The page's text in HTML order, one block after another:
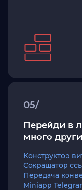
05/
Перейди в
много
Конструктор
Сокращатор
Передача
Miniapp